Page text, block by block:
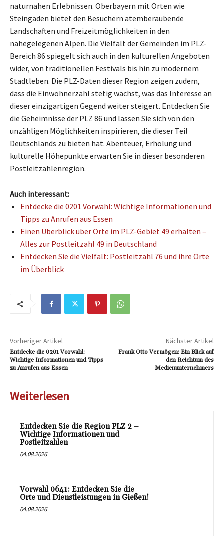
naturnahen Erlebnissen. Oberbayern mit Orten wie
Steingaden bietet den Besuchern atemberaubende
Landschaften und Freizeitmöglichkeiten in den
nahegelegenen Alpen. Die Vielfalt der Gemeinden im PLZ-
Bereich 86 spiegelt sich auch in den kulturellen Angeboten
wider, von traditionellen Festivals bis hin zu modernem
Stadtleben. Die PLZ-Daten dieser Region zeigen zudem,
dass die Einwohnerzahl stetig wächst, was das Interesse an
dieser einzigartigen Gegend weiter steigert. Entdecken Sie
die Geheimnisse der PLZ 86 und lassen Sie sich von den
unzähligen Möglichkeiten inspirieren, die dieser Teil
Deutschlands zu bieten hat. Abenteuer, Erholung und
kulturelle Höhepunkte erwarten Sie in dieser besonderen
Postleitzahlenregion.
Auch interessant:
Entdecke die 0201 Vorwahl: Wichtige Informationen und
Tipps zu Anrufen aus Essen
Einen Überblick über Orte im PLZ-Gebiet 49 erhalten –
Alles zur Postleitzahl 49 in Deutschland
Entdecken Sie die Vielfalt: Postleitzahl 76 und ihre Orte
im Überblick
Vorheriger Artikel
Entdecke die 0201 Vorwahl:
Wichtige Informationen und Tipps
zu Anrufen aus Essen
Nächster Artikel
Frank Otto Vermögen: Ein Blick auf
den Reichtum des
Medienunternehmers
Weiterlesen
Entdecken Sie die Region PLZ 2 –
Wichtige Informationen und
Postleitzahlen
04.08.2026
Vorwahl 0641: Entdecken Sie die
Orte und Dienstleistungen in Gießen!
04.08.2026